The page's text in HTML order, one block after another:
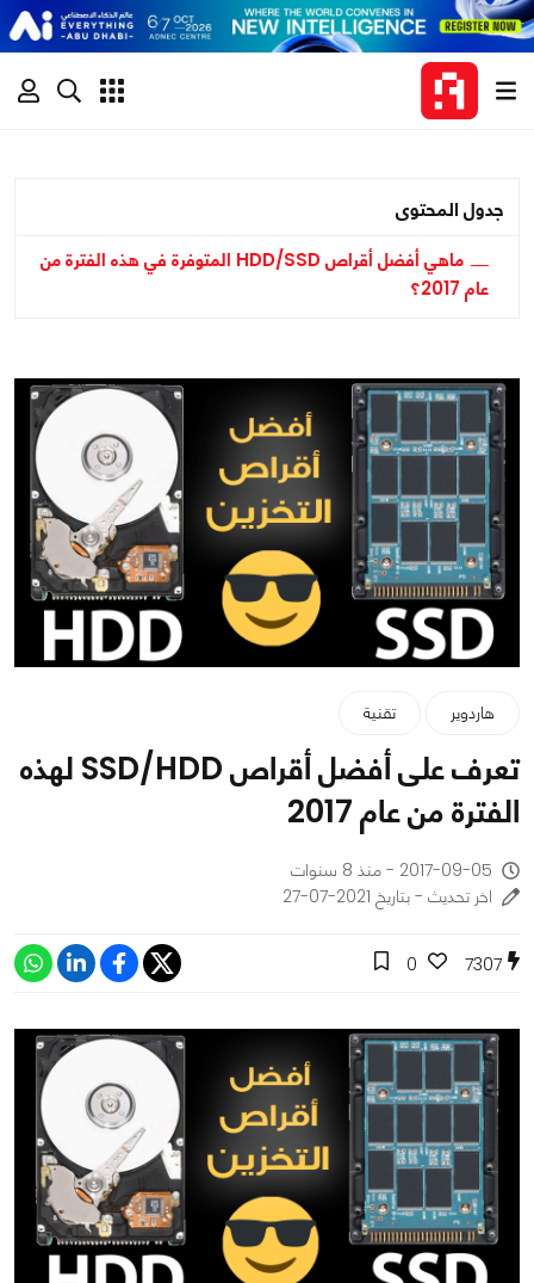
جدول المحتوى
ماهي أفضل أقراص HDD/SSD المتوفرة في هذه الفترة من
عام 2017؟
هاردوير تقنية
تعرف على أفضل أقراص SSD/HDD لهذه
الفترة من عام 2017
2017-09-05 - منذ 8 سنوات
اخر تحديث - بتاريخ 2021-07-27
7307
0